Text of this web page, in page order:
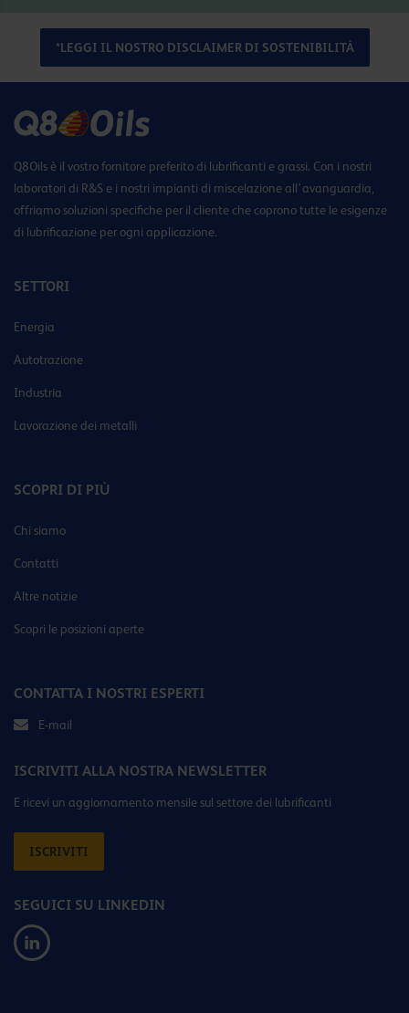
*LEGGI IL NOSTRO DISCLAIMER DI SOSTENIBILITÀ
Q8Oils è il vostro fornitore preferito di lubrificanti e grassi. Con i nostri
laboratori di R&S e i nostri impianti di miscelazione all’avanguardia,
offriamo soluzioni specifiche per il cliente che coprono tutte le esigenze
di lubrificazione per ogni applicazione.
SETTORI
Energia
Autotrazione
Industria
Lavorazione dei metalli
SCOPRI DI PIÙ
Chi siamo
Contatti
Altre notizie
Scopri le posizioni aperte
CONTATTA I NOSTRI ESPERTI
E-mail
ISCRIVITI ALLA NOSTRA NEWSLETTER
E ricevi un aggiornamento mensile sul settore dei lubrificanti
ISCRIVITI
SEGUICI SU LINKEDIN